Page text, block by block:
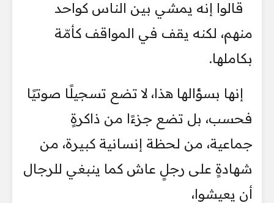
قالوا إنه يمشي بين الناس كواحد
منهم، لكنه يقف في المواقف كأمّة
بكاملها.
إنها بسؤالها هذا، لا تضع تسجيلًا صوتيًا
فحسب، بل تضع جزءًا من ذاكرةٍ
جماعية، من لحظة إنسانية كبيرة، من
شهادةٍ على رجلٍ عاش كما ينبغي للرجال
أن يعيشوا،